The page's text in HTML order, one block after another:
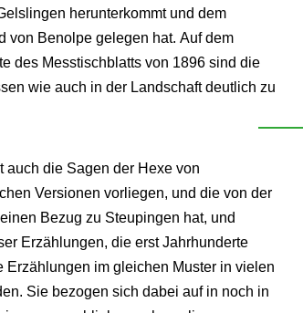
herunterkommt und dem
von Benolpe gelegen hat. Auf dem
des Messtischblatts von 1896 sind die
wie auch in der Landschaft deutlich zu
auch die Sagen der Hexe von
Versionen vorliegen, und die von der
Bezug zu Steupingen hat, und
Erzählungen, die erst Jahrhunderte
im gleichen Muster in vielen
Sie bezogen sich dabei auf in noch in